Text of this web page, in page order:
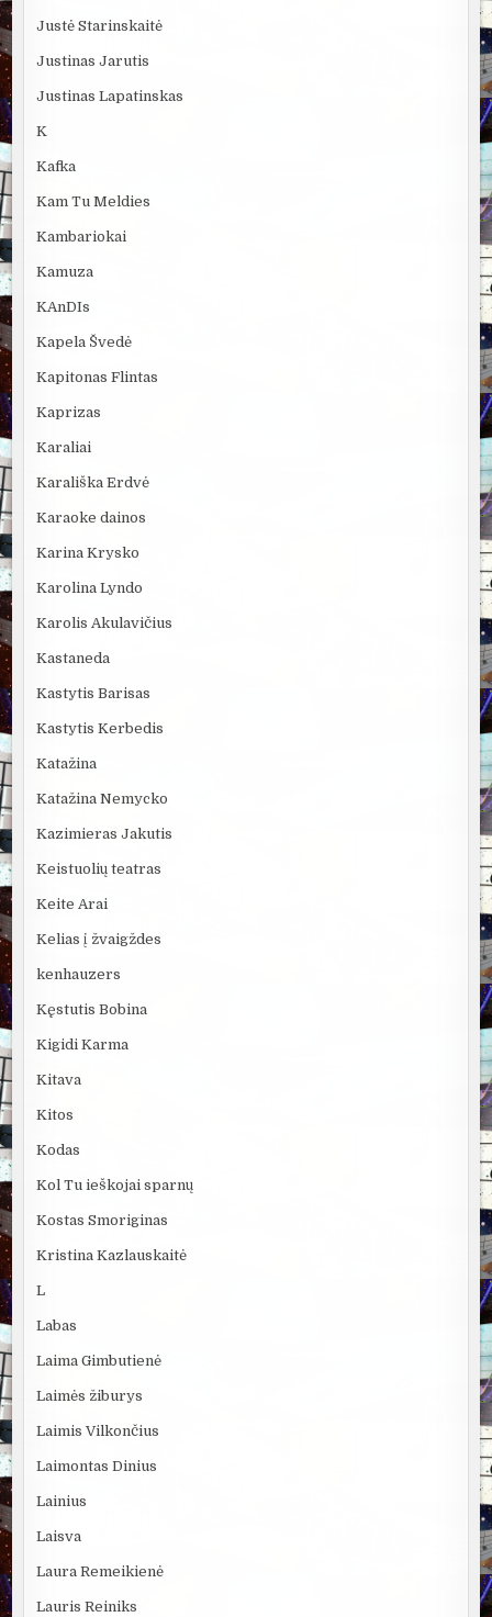
Justė Starinskaitė
Justinas Jarutis
Justinas Lapatinskas
K
Kafka
Kam Tu Meldies
Kambariokai
Kamuza
KAnDIs
Kapela Švedė
Kapitonas Flintas
Kaprizas
Karaliai
Karališka Erdvė
Karaoke dainos
Karina Krysko
Karolina Lyndo
Karolis Akulavičius
Kastaneda
Kastytis Barisas
Kastytis Kerbedis
Katažina
Katažina Nemycko
Kazimieras Jakutis
Keistuolių teatras
Keite Arai
Kelias į žvaigždes
kenhauzers
Kęstutis Bobina
Kigidi Karma
Kitava
Kitos
Kodas
Kol Tu ieškojai sparnų
Kostas Smoriginas
Kristina Kazlauskaitė
L
Labas
Laima Gimbutienė
Laimės žiburys
Laimis Vilkončius
Laimontas Dinius
Lainius
Laisva
Laura Remeikienė
Lauris Reiniks